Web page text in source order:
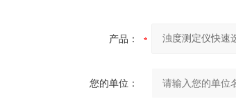
产品：
您的单位：